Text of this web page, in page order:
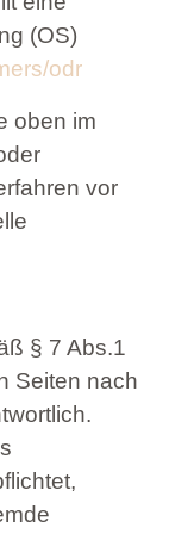
(OS)
odr
oben im
vor
§ 7 Abs.1
Seiten nach